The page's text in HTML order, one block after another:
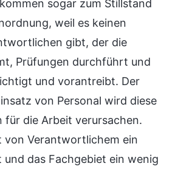
sogar zum Stillstand
weil es keinen
gibt, der die
Prüfungen durchführt und
und vorantreibt. Der
von Personal wird diese
für die Arbeit verursachen.
von Verantwortlichem ein
und das Fachgebiet ein wenig